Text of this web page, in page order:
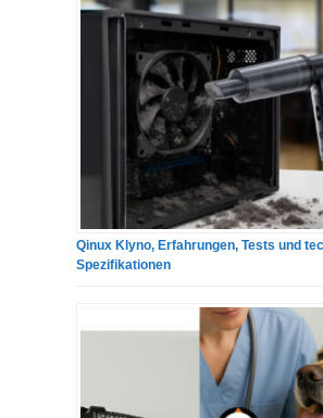
Qinux Klyno, Erfahrungen, Tests und
Spezifikationen